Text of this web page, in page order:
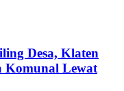
Desa, Klaten
Komunal Lewat